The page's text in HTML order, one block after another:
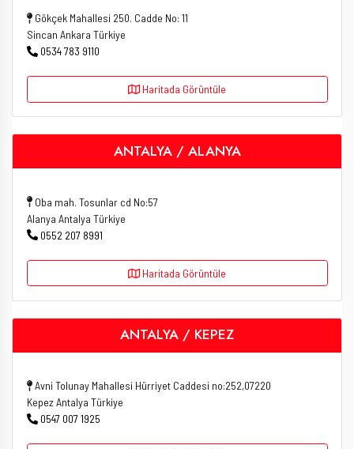
Gökçek Mahallesi 250. Cadde No: 11
Sincan Ankara Türkiye
0534 783 9110
Haritada Görüntüle
ANTALYA / ALANYA
Oba mah. Tosunlar cd No:57
Alanya Antalya Türkiye
0552 207 8991
Haritada Görüntüle
ANTALYA / KEPEZ
Avni Tolunay Mahallesi Hürriyet Caddesi no:252,07220
Kepez Antalya Türkiye
0547 007 1925